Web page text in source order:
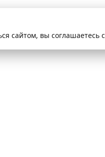
сайтом, вы соглашаетесь с